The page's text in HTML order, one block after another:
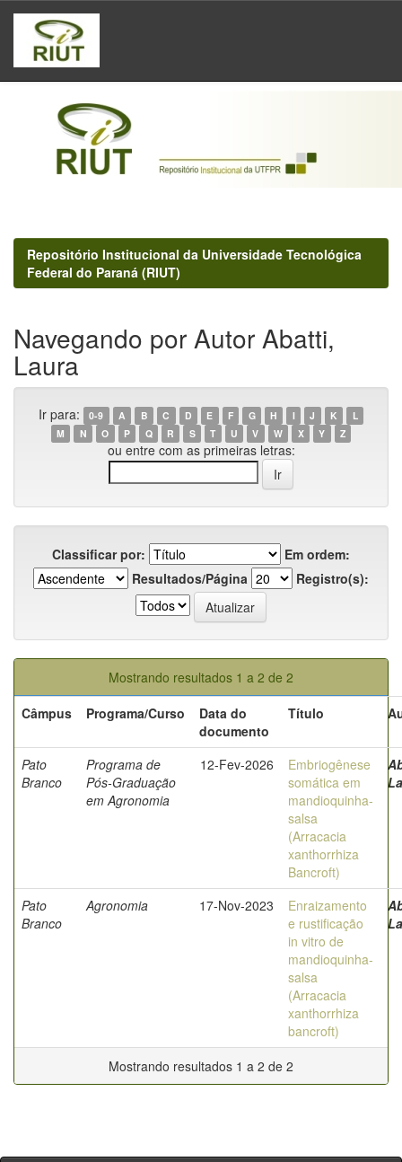
Skip
navigation
Repositório Institucional da Universidade Tecnológica
Federal do Paraná (RIUT)
Navegando por Autor Abatti,
Laura
Ir para: 0-9 A B C D E F G H I J K
L
M
N O P Q R S T U V W X Y Z
ou entre com as primeiras letras:
Classificar por:
Em ordem:
Resultados/Página
Registro(s):
Mostrando resultados 1 a 2 de 2
Câmpus
Programa/Curso
Data do
documento
Título
Pato
Branco
Programa de
Pós-Graduação
em Agronomia
12-Fev-2026
Embriogênese
somática em
mandioquinha-
salsa
(Arracacia
xanthorrhiza
Bancroft)
Pato
Branco
Agronomia 17-Nov-2023
Enraizamento
e rustificação
in vitro de
mandioquinha-
salsa
(Arracacia
xanthorrhiza
bancroft)
Mostrando resultados 1 a 2 de 2